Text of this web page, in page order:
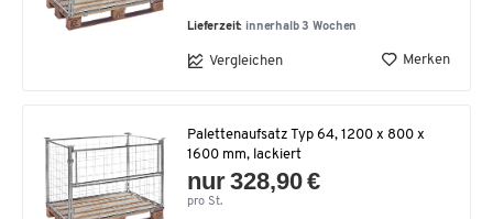
Lieferzeit: innerhalb 3 Wochen
Vergleichen Merken
Palettenaufsatz Typ 64, 1200 x 800 x
1600 mm, lackiert
nur 328,90 €
pro St.